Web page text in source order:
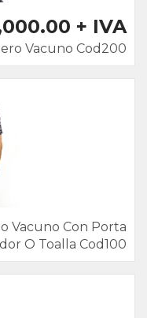
+ IVA
Vacuno Cod200
Vacuno Con Porta
O Toalla Cod100